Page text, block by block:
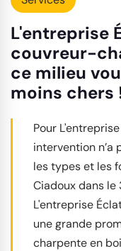
L'entreprise
couvreur-
ce milieu
moins chers
Pour
intervention n’a
les types et les
Ciadoux dans le
L'entreprise
une grande
charpente en